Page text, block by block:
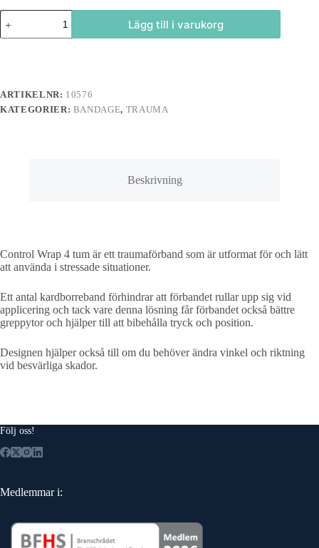
Control
Wrap
4
Lägg till i varukorg
ARTIKELNR: 10576
KATEGORIER: BANDAGE, TRAUMA
Beskrivning
Control Wrap 4 tum är ett traumaförband som är utformat för och lätt
att använda i stressade situationer.
Ett antal kardborreband förhindrar att förbandet rullar upp sig vid
applicering och tack vare denna lösning får förbandet också bättre
greppytor och hjälper till att bibehålla tryck och position.
Designen hjälper också till om du behöver ändra vinkel och riktning
vid besvärliga skador.
Följ oss!
Medlemmar i: